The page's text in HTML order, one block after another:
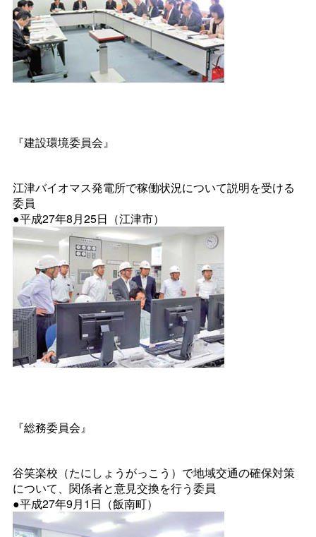
『建設環境委員会』
江津バイオマス発電所で稼働状況について説明を受ける
委員
●平成27年8月25日（江津市）
『総務委員会』
谷笑楽校（たにしょうがっこう）で地域交通の確保対策
について、関係者と意見交換を行う委員
●平成27年9月1日（飯南町）